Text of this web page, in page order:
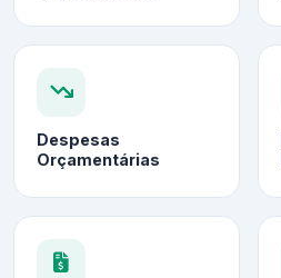
Despesas
Orçamentárias